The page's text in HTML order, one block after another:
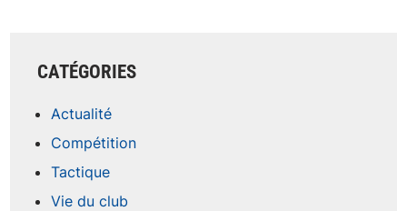
CATÉGORIES
Actualité
Compétition
Tactique
Vie du club